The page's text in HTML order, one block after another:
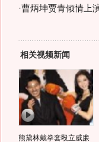
·曹炳坤贾青倾情上
相关视频新闻
熊黛林戴拳套殴立威廉